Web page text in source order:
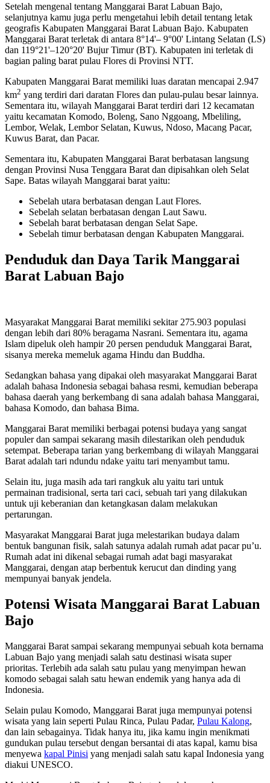
Setelah mengenal tentang Manggarai Barat Labuan Bajo,
selanjutnya kamu juga perlu mengetahui lebih detail tentang letak
geografis Kabupaten Manggarai Barat Labuan Bajo. Kabupaten
Manggarai Barat terletak di antara 8°14'– 9°00' Lintang Selatan (LS)
dan 119°21'–120°20' Bujur Timur (BT). Kabupaten ini terletak di
bagian paling barat pulau Flores di Provinsi NTT.
Kabupaten Manggarai Barat memiliki luas daratan mencapai 2.947
km2 yang terdiri dari daratan Flores dan pulau-pulau besar lainnya.
Sementara itu, wilayah Manggarai Barat terdiri dari 12 kecamatan
yaitu kecamatan Komodo, Boleng, Sano Nggoang, Mbeliling,
Lembor, Welak, Lembor Selatan, Kuwus, Ndoso, Macang Pacar,
Kuwus Barat, dan Pacar.
Sementara itu, Kabupaten Manggarai Barat berbatasan langsung
dengan Provinsi Nusa Tenggara Barat dan dipisahkan oleh Selat
Sape. Batas wilayah Manggarai barat yaitu:
Sebelah utara berbatasan dengan Laut Flores.
Sebelah selatan berbatasan dengan Laut Sawu.
Sebelah barat berbatasan dengan Selat Sape.
Sebelah timur berbatasan dengan Kabupaten Manggarai.
Penduduk dan Daya Tarik Manggarai
Barat Labuan Bajo
Masyarakat Manggarai Barat memiliki sekitar 275.903 populasi
dengan lebih dari 80% beragama Nasrani. Sementara itu, agama
Islam dipeluk oleh hampir 20 persen penduduk Manggarai Barat,
sisanya mereka memeluk agama Hindu dan Buddha.
Sedangkan bahasa yang dipakai oleh masyarakat Manggarai Barat
adalah bahasa Indonesia sebagai bahasa resmi, kemudian beberapa
bahasa daerah yang berkembang di sana adalah bahasa Manggarai,
bahasa Komodo, dan bahasa Bima.
Manggarai Barat memiliki berbagai potensi budaya yang sangat
populer dan sampai sekarang masih dilestarikan oleh penduduk
setempat. Beberapa tarian yang berkembang di wilayah Manggarai
Barat adalah tari ndundu ndake yaitu tari menyambut tamu.
Selain itu, juga masih ada tari rangkuk alu yaitu tari untuk
permainan tradisional, serta tari caci, sebuah tari yang dilakukan
untuk uji keberanian dan ketangkasan dalam melakukan
pertarungan.
Masyarakat Manggarai Barat juga melestarikan budaya dalam
bentuk bangunan fisik, salah satunya adalah rumah adat pacar pu’u.
Rumah adat ini dikenal sebagai rumah adat bagi masyarakat
Manggarai, dengan atap berbentuk kerucut dan dinding yang
mempunyai banyak jendela.
Potensi Wisata Manggarai Barat Labuan
Bajo
Manggarai Barat sampai sekarang mempunyai sebuah kota bernama
Labuan Bajo yang menjadi salah satu destinasi wisata super
prioritas. Terlebih ada salah satu pulau yang menyimpan hewan
komodo sebagai salah satu hewan endemik yang hanya ada di
Indonesia.
Selain pulau Komodo, Manggarai Barat juga mempunyai potensi
wisata yang lain seperti Pulau Rinca, Pulau Padar, Pulau Kalong,
dan lain sebagainya. Tidak hanya itu, jika kamu ingin menikmati
gundukan pulau tersebut dengan bersantai di atas kapal, kamu bisa
menyewa kapal Pinisi yang menjadi salah satu kapal Indonesia yang
diakui UNESCO.